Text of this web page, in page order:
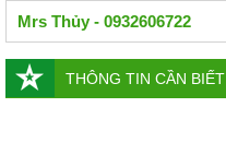
Mrs Thủy - 0932606722
THÔNG TIN CẦN BIẾT